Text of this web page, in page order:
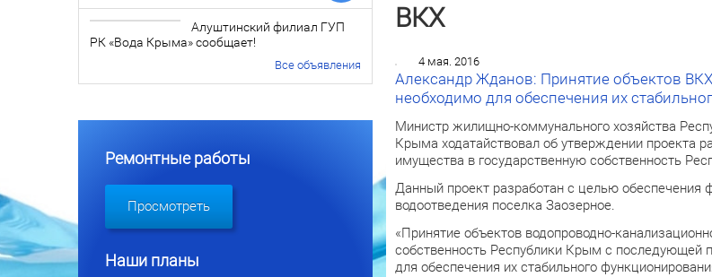
ВКХ
4 мая. 2016
Александр Жданов: Принятие объектов
необходимо для обеспечения их
Министр жилищно-коммунального хозяйства
Крыма ходатайствовал об утверждении проекта
имущества в государственную собственность
Данный проект разработан с целью
водоотведения поселка Заозерное.
«Принятие объектов водопроводно-
собственность Республики Крым с последующей
для обеспечения их стабильного
Алуштинский филиал ГУП
РК «Вода Крыма» сообщает!
Все объявления
Ремонтные работы
Просмотреть
Наши планы